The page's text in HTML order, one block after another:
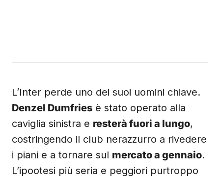
L’Inter perde uno dei suoi uomini chiave.
Denzel Dumfries è stato operato alla
caviglia sinistra e resterà fuori a lungo,
costringendo il club nerazzurro a rivedere
i piani e a tornare sul mercato a gennaio.
L’ipootesi più seria e peggiori purtroppo